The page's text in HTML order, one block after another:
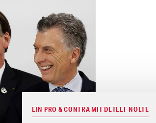
EIN PRO & CONTRA MIT DETLEF NOLTE